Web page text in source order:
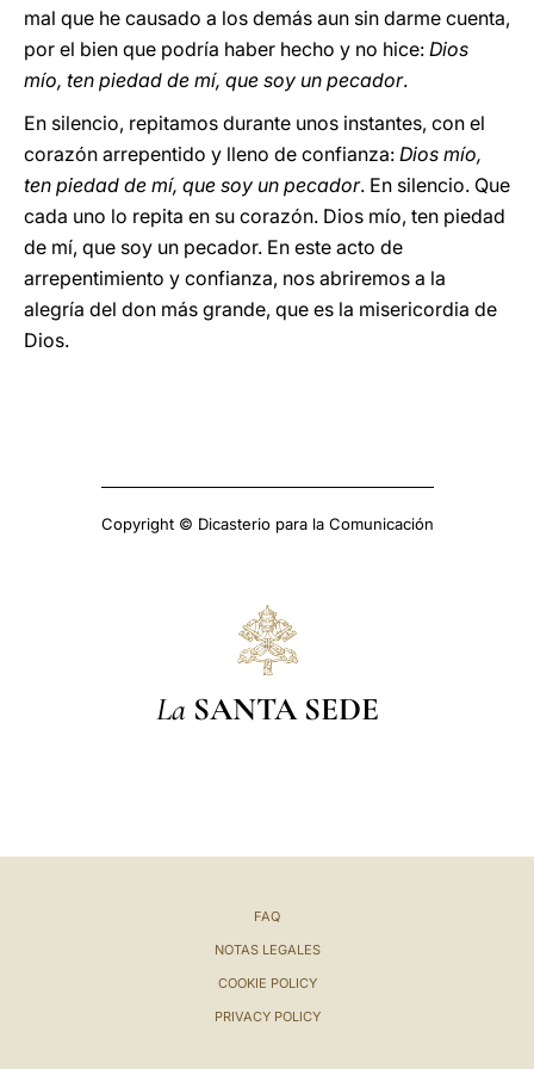
mal que he causado a los demás aun sin darme cuenta,
por el bien que podría haber hecho y no hice: Dios
mío, ten piedad de mí, que soy un pecador.
En silencio, repitamos durante unos instantes, con el
corazón arrepentido y lleno de confianza: Dios mío,
ten piedad de mí, que soy un pecador. En silencio. Que
cada uno lo repita en su corazón. Dios mío, ten piedad
de mí, que soy un pecador. En este acto de
arrepentimiento y confianza, nos abriremos a la
alegría del don más grande, que es la misericordia de
Dios.
Copyright © Dicasterio para la Comunicación
La SANTA SEDE
FAQ
NOTAS LEGALES
COOKIE POLICY
PRIVACY POLICY